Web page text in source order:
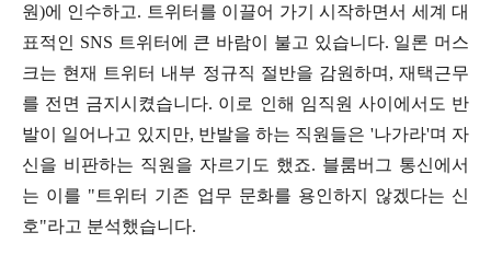
원)에 인수하고. 트위터를 이끌어 가기 시작하면서 세계 대
표적인 SNS 트위터에 큰 바람이 불고 있습니다. 일론 머스
크는 현재 트위터 내부 정규직 절반을 감원하며, 재택근무
를 전면 금지시켰습니다. 이로 인해 임직원 사이에서도 반
발이 일어나고 있지만, 반발을 하는 직원들은 '나가라'며 자
신을 비판하는 직원을 자르기도 했죠. 블룸버그 통신에서
는 이를 "트위터 기존 업무 문화를 용인하지 않겠다는 신
호"라고 분석했습니다.